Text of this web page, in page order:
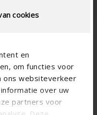
cookies
en
om functies voor
ons websiteverkeer
over uw
partners voor